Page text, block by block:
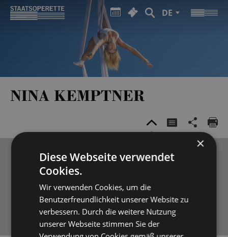
DE
NINA KEMPTNER
×
Diese Webseite verwendet
Cookies.
Wir verwenden Cookies, um die
Benutzerfreundlichkeit unserer Website zu
verbessern. Durch die weitere Nutzung
unserer Webseite stimmen Sie der